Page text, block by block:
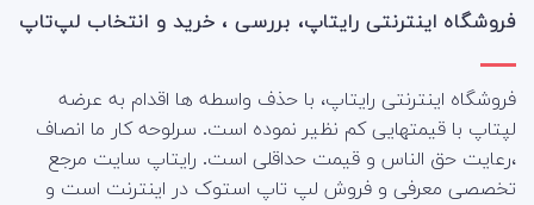
فروشگاه اینترنتی رایتاپ، بررسی ، خرید و انتخاب لپ‌تاپ
فروشگاه اینترنتی رایتاپ، با حذف واسطه ها اقدام به عرضه
لپتاپ با قیمتهایی کم نظیر نموده است. سرلوحه کار ما انصاف
،رعایت حق الناس و قیمت حداقلی است. رایتاپ سایت مرجع
تخصصی معرفی و فروش لپ تاپ استوک در اینترنت است و